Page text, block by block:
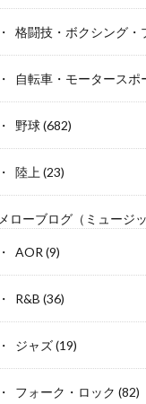
格闘技・ボクシング・
自転車・モータースポ
野球(682)
陸上 (23)
メローブログ（ミュージ
AOR (9)
R&B (36)
ジャズ(19)
フォーク・ロック (82)